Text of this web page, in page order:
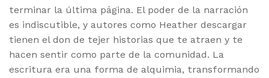
terminar la última página. El poder de la narración
es indiscutible, y autores como Heather descargar
tienen el don de tejer historias que te atraen y te
hacen sentir como parte de la comunidad. La
escritura era una forma de alquimia, transformando